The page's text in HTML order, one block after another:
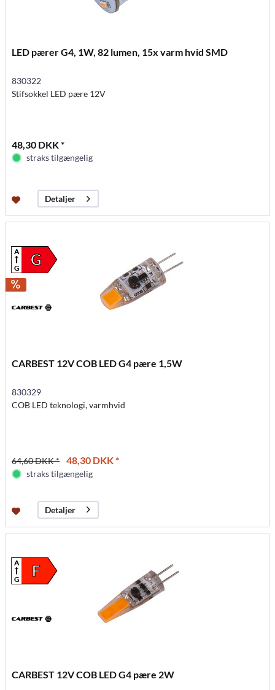
LED pærer G4, 1W, 82 lumen, 15x varm hvid SMD
830322
Stifsokkel LED pære 12V
48,30 DKK *
straks tilgængelig
Detaljer
G
A
G
CARBEST 12V COB LED G4 pære 1,5W
830329
COB LED teknologi, varmhvid
64,60 DKK * 48,30 DKK *
straks tilgængelig
Detaljer
F
A
G
CARBEST 12V COB LED G4 pære 2W